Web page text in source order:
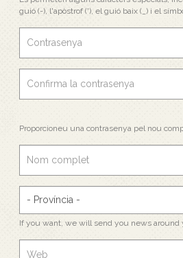
guió (-), l'apòstrof ('), el guió baix (_) i el
Proporcioneu una contrasenya pel nou
If you want, we will send you news around